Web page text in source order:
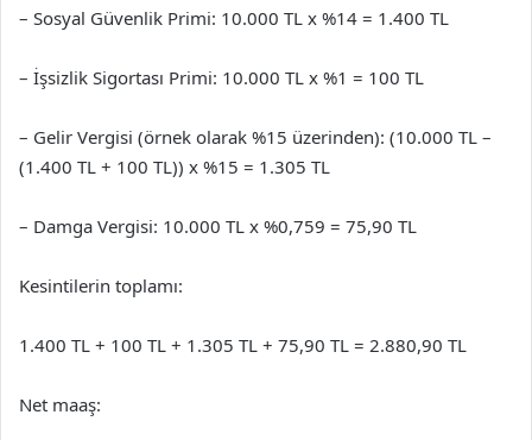
– Sosyal Güvenlik Primi: 10.000 TL x %14 = 1.400 TL
– İşsizlik Sigortası Primi: 10.000 TL x %1 = 100 TL
– Gelir Vergisi (örnek olarak %15 üzerinden): (10.000 TL –
(1.400 TL + 100 TL)) x %15 = 1.305 TL
– Damga Vergisi: 10.000 TL x %0,759 = 75,90 TL
Kesintilerin toplamı:
1.400 TL + 100 TL + 1.305 TL + 75,90 TL = 2.880,90 TL
Net maaş: